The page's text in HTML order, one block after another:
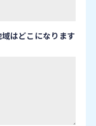
はどこになります